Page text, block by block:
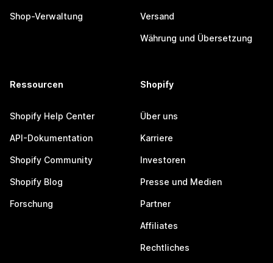
Shop-Verwaltung Versand
Währung und Übersetzung
Ressourcen
Shopify Help Center
API-Dokumentation
Shopify Community
Shopify Blog
Forschung
Shopify
Über uns
Karriere
Investoren
Presse und Medien
Partner
Affiliates
Rechtliches